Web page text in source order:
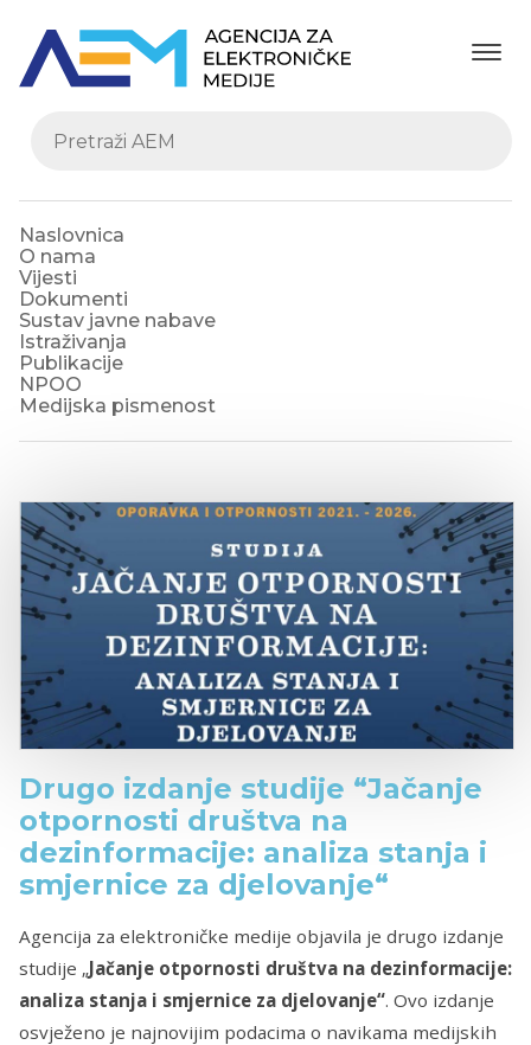
Naslovnica
O nama
Vijesti
Dokumenti
Sustav javne nabave
Istraživanja
Publikacije
NPOO
Medijska pismenost
Drugo izdanje studije “Jačanje
otpornosti društva na
dezinformacije: analiza stanja i
smjernice za djelovanje“
Agencija za elektroničke medije objavila je drugo izdanje
studije „Jačanje otpornosti društva na dezinformacije:
analiza stanja i smjernice za djelovanje“. Ovo izdanje
osvježeno je najnovijim podacima o navikama medijskih